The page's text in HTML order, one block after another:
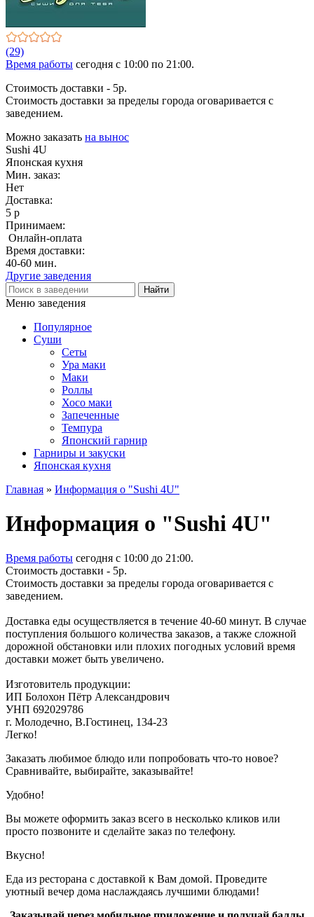
(29)
Время работы сегодня c 10:00 по 21:00.
Стоимость доставки - 5р.
Стоимость доставки за пределы города оговаривается с
заведением.
Можно заказать на вынос
Sushi 4U
Японская кухня
Мин. заказ:
Нет
Доставка:
5 р
Принимаем:
Онлайн-оплата
Время доставки:
40-60 мин.
Другие заведения
Меню заведения
Популярное
Суши
Сеты
Ура маки
Маки
Роллы
Хосо маки
Запеченные
Темпура
Японский гарнир
Гарниры и закуски
Японская кухня
Главная » Информация о "Sushi 4U"
Информация о "Sushi 4U"
Время работы сегодня c 10:00 до 21:00.
Стоимость доставки - 5р.
Стоимость доставки за пределы города оговаривается с
заведением.
Доставка еды осуществляется в течение 40-60 минут. В случае
поступления большого количества заказов, а также сложной
дорожной обстановки или плохих погодных условий время
доставки может быть увеличено.
Изготовитель продукции:
ИП Болохон Пётр Александрович
УНП 692029786
г. Молодечно, В.Гостинец, 134-23
Легко!
Заказать любимое блюдо или попробовать что-то новое?
Сравнивайте, выбирайте, заказывайте!
Удобно!
Вы можете оформить заказ всего в несколько кликов или
просто позвоните и сделайте заказ по телефону.
Вкусно!
Еда из ресторана с доставкой к Вам домой. Проведите
уютный вечер дома наслаждаясь лучшими блюдами!